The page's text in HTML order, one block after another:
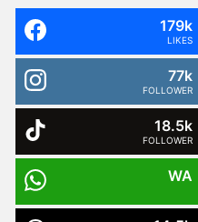
179k
LIKES
77k
FOLLOWER
18.5k
FOLLOWER
WA